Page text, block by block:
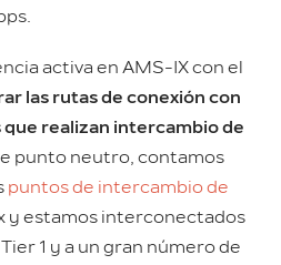
activa en AMS-IX con el
las rutas de conexión con
realizan intercambio de
punto neutro, contamos
puntos de intercambio de
y estamos interconectados
1 y a un gran número de